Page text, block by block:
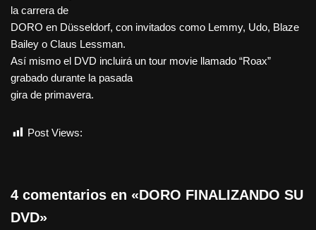
la carrera de
DORO en Düsseldorf, con invitados como Lemmy, Udo, Blaze
Bailey o Claus Lessman.
Así mismo el DVD incluirá un tour movie llamado “Roax”
grabado durante la pasada
gira de primavera.
Post Views:
4 comentarios en «DORO FINALIZANDO SU
DVD»